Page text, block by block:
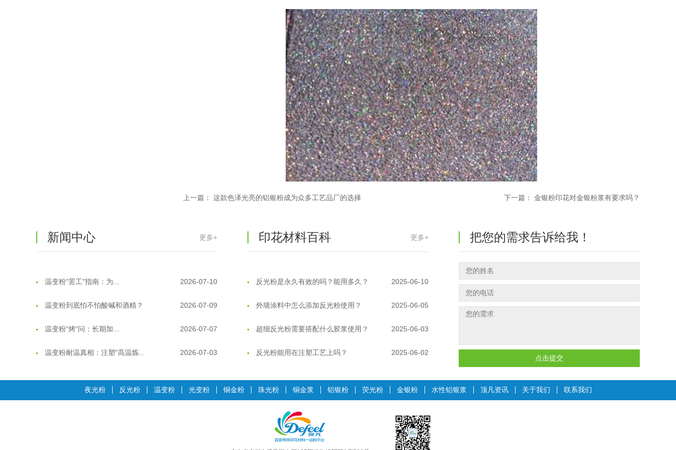
上一篇：这款色泽光亮的铝银粉成为众多工艺品厂的选择 下一篇： 金银粉印花对金银粉浆有要求吗？
新闻中心 更多+
2026-07-28
温变粉可以做防伪标签、温变防伪吗... 2026-08-05
印花材料百科 更多+
温变粉丝印到底用多少目网版？这篇... 2026-06-11
反光粉太久不用结块要怎么处理？ 2025-07-11
印花温变粉最适合用在什么行业上呢...
温变粉丝印到底用多少目网版？这篇... 2026-06-11
反光粉太久不用结块要怎么处理？ 2025-07-11
印花温变粉最适合用在什么行业上呢... 2025-06-20
把您的需求告诉给我！
点击提交
夜光粉 反光粉 温变粉 光变粉 铜金粉 珠光粉 铜金浆 铝银粉 荧光粉 金银粉 水性铝银浆 顶凡资讯 关于我们 联系我们